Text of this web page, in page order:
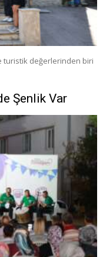
turistik değerlerinden biri
Şenlik Var